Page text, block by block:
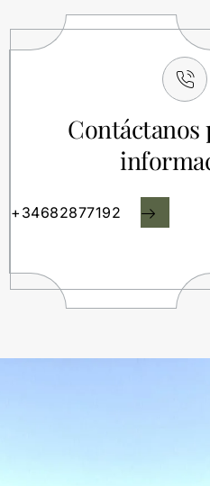
Contáctanos
+34682877192